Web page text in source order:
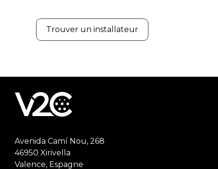
Trouver un installateur
Avenida Camí Nou, 268
46950 Xirivella
Valence, Espagne